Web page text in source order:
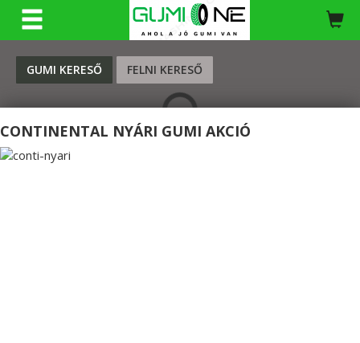
GUMI KERESŐ FELNI KERESŐ
KERESÉS
CONTINENTAL NYÁRI GUMI AKCIÓ